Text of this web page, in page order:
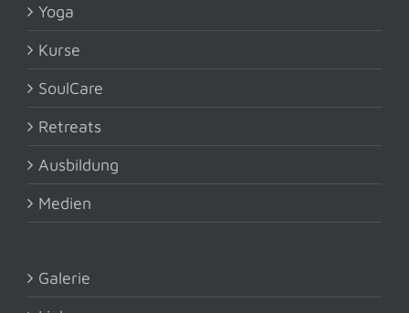
Yoga
Kurse
SoulCare
Retreats
Ausbildung
Medien
Galerie